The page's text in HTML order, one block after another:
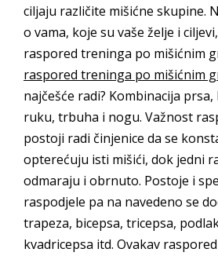
ciljaju različite mišićne skupine.
o vama, koje su vaše želje i
raspored treninga po mišićnim
raspored treninga po mišićnim
najčešće radi? Kombinacija
ruku, trbuha i nogu. Važnost
postoji radi činjenice da se
opterećuju isti mišići, dok jedni
odmaraju i obrnuto. Postoje i
raspodjele pa na navedeno se
trapeza, bicepsa, tricepsa,
kvadricepsa itd. Ovakav